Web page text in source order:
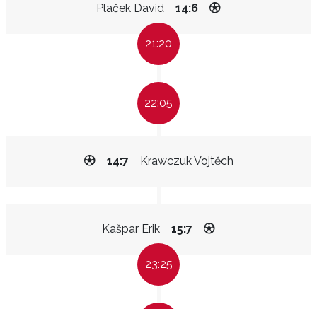
Plaček David 14:6
21:20
22:05
Krawczuk Vojtěch
14:7
Kašpar Erik 15:7
23:25